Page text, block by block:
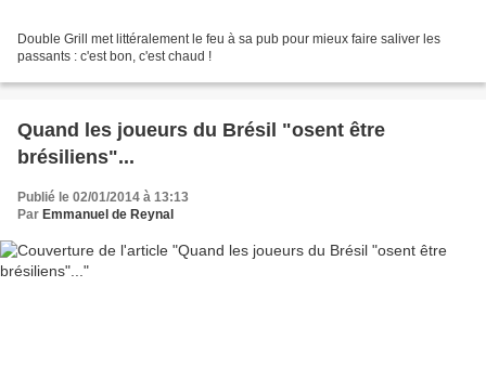
Double Grill met littéralement le feu à sa pub pour mieux faire saliver les
passants : c'est bon, c'est chaud !
Quand les joueurs du Brésil "osent être
brésiliens"...
Publié le 02/01/2014 à 13:13
Par Emmanuel de Reynal